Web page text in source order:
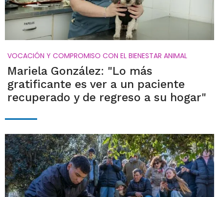
VOCACIÓN Y COMPROMISO CON EL BIENESTAR ANIMAL
Mariela González: "Lo más
gratificante es ver a un paciente
recuperado y de regreso a su hogar"